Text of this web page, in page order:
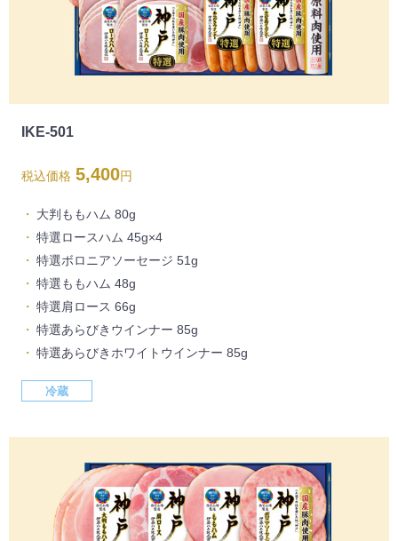
IKE-501
税込価格 5,400円
大判ももハム 80g
特選ロースハム 45g×4
特選ボロニアソーセージ 51g
特選ももハム 48g
特選肩ロース 66g
特選あらびきウインナー 85g
特選あらびきホワイトウインナー 85g
冷蔵